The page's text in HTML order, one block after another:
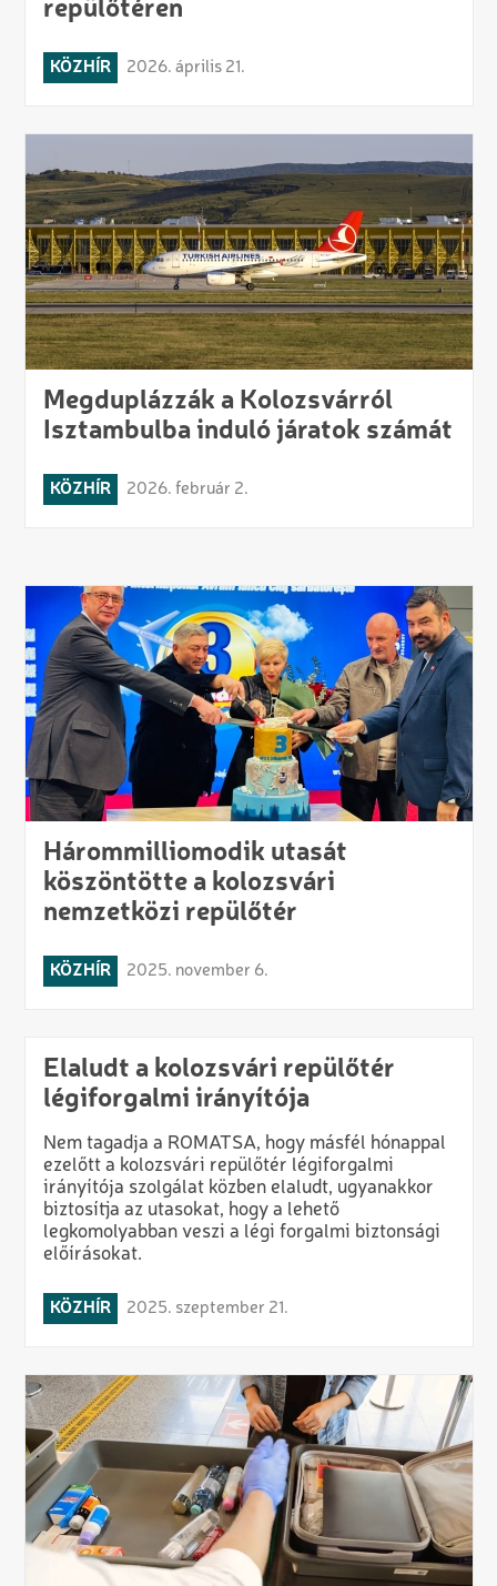
repülőtéren
KÖZHÍR 2026. április 21.
Megduplázzák a Kolozsvárról
Isztambulba induló járatok számát
KÖZHÍR 2026. február 2.
Hárommilliomodik utasát
köszöntötte a kolozsvári
nemzetközi repülőtér
KÖZHÍR 2025. november 6.
Elaludt a kolozsvári repülőtér
légiforgalmi irányítója
Nem tagadja a ROMATSA, hogy másfél hónappal
ezelőtt a kolozsvári repülőtér légiforgalmi
irányítója szolgálat közben elaludt, ugyanakkor
biztosítja az utasokat, hogy a lehető
legkomolyabban veszi a légi forgalmi biztonsági
előírásokat.
KÖZHÍR 2025. szeptember 21.